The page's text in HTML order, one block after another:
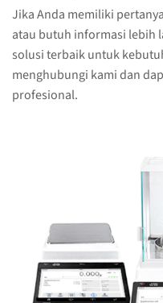
Jika Anda memiliki
atau butuh informasi lebih
solusi terbaik untuk
menghubungi kami dan
profesional.